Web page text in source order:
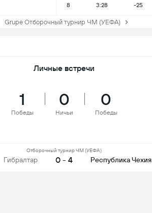
8 3:28 -25
Grupe Отборочный турнир ЧМ (УЕФА)
Личные встречи
1
Победы
0
Ничьи
0
Победы
Гибралтар
Отборочный турнир ЧМ (УЕФА)
0 - 4 Республика Чехия